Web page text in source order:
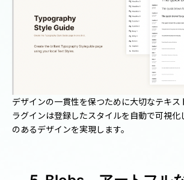
デザインの一貫性を保つために大切なテキ
ラグインは登録したスタイルを自動で可視化
のあるデザインを実現します。